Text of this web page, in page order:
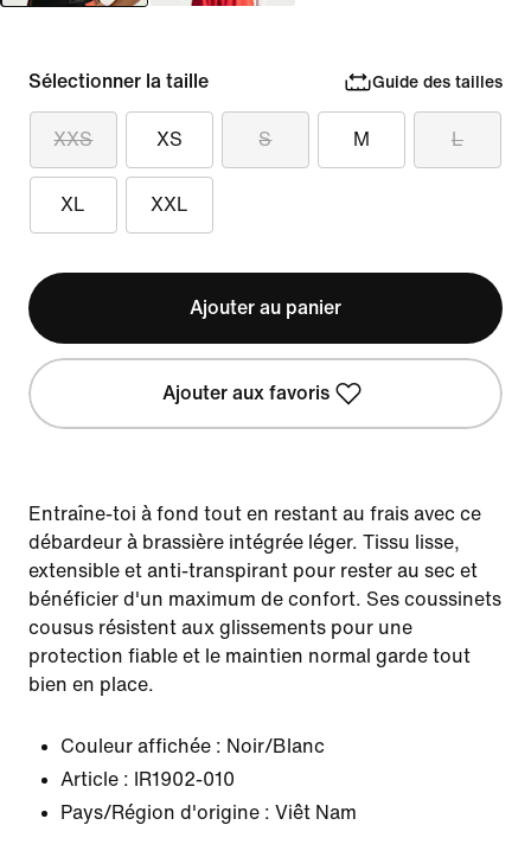
Sélectionner la taille Guide des tailles
XXS XS S M L
XL XXL
Ajouter au panier
Ajouter aux favoris
Entraîne-toi à fond tout en restant au frais avec ce
débardeur à brassière intégrée léger. Tissu lisse,
extensible et anti-transpirant pour rester au sec et
bénéficier d'un maximum de confort. Ses coussinets
cousus résistent aux glissements pour une
protection fiable et le maintien normal garde tout
bien en place.
Couleur affichée : Noir/Blanc
Article :
IR1902-010
Pays/Région d'origine : Viêt Nam